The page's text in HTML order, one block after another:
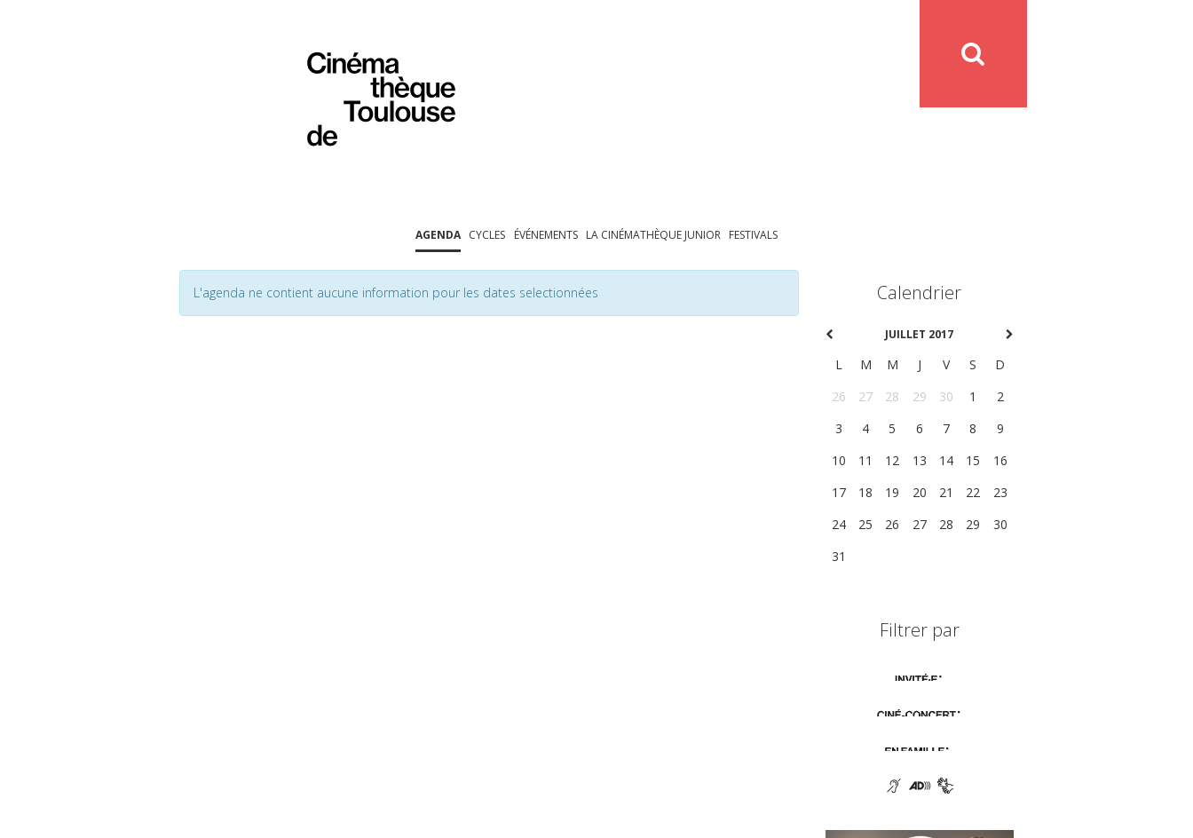
AGENDA CYCLES ÉVÉNEMENTS LA CINÉMATHÈQUE JUNIOR FESTIVALS
L'agenda ne contient aucune information pour les dates selectionnées Calendrier
JUILLET 2017
L M M J V S
D
26
27 28 29 30 1
2
3
4 5 6 7 8
9
10
11 12 13 14 15
16
17
18 19 20 21 22
23
24
25 26 27 28 29
30
31
Filtrer par